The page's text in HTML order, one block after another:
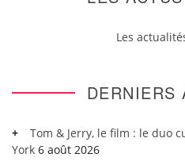
Les
DERNIERS
Tom & Jerry, le film : le duo
York 6 août 2026